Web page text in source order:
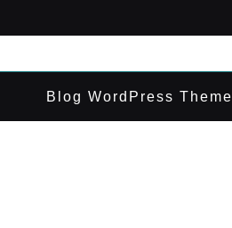
Blog WordPress Theme